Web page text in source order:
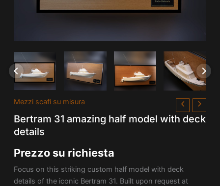
Mezzi scafi su misura
Bertram 31 amazing half model with deck
details
Prezzo su richiesta
Focus on this striking custom half model with deck
details of the iconic Bertram 31. Built upon request at